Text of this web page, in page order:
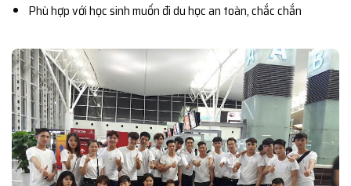
Phù hợp với học sinh muốn đi du học an toàn, chắc chắn